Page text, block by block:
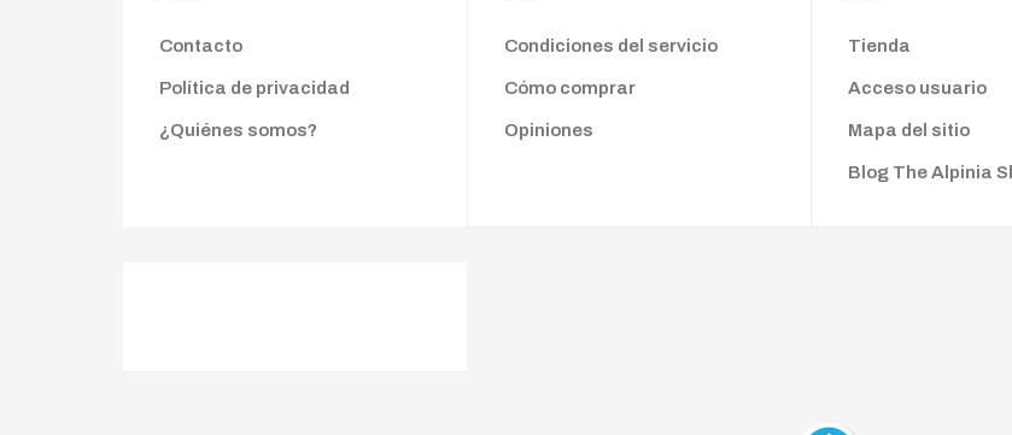
Contacto
Política de privacidad
¿Quiénes somos?
Condiciones del servicio
Cómo comprar
Opiniones
Tienda
Acceso usuario
Mapa del sitio
Blog The Alpinia